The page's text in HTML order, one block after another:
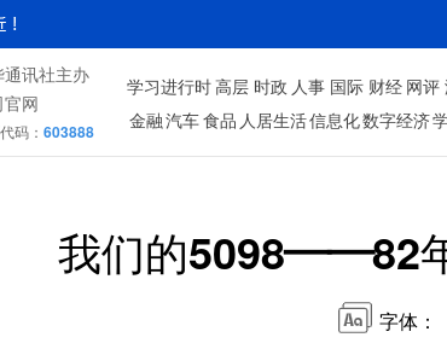
通讯社主办
官网
码： 603888
学习进行时 高层 时政 人事 国际 财经 网评
金融 汽车 食品 人居生活信息化数字经济
我们的5098——82
字体：